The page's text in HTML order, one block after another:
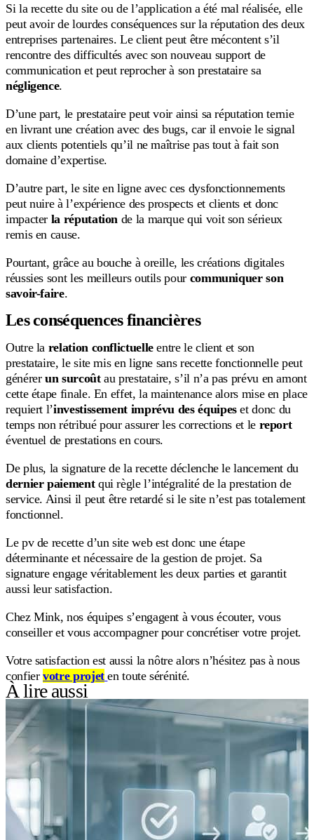
Si la recette du site ou de l’application a été mal réalisée, elle
peut avoir de lourdes conséquences sur la réputation des deux
entreprises partenaires. Le client peut être mécontent s’il
rencontre des difficultés avec son nouveau support de
communication et peut reprocher à son prestataire sa
négligence.
D’une part, le prestataire peut voir ainsi sa réputation ternie
en livrant une création avec des bugs, car il envoie le signal
aux clients potentiels qu’il ne maîtrise pas tout à fait son
domaine d’expertise.
D’autre part, le site en ligne avec ces dysfonctionnements
peut nuire à l’expérience des prospects et clients et donc
impacter la réputation de la marque qui voit son sérieux
remis en cause.
Pourtant, grâce au bouche à oreille, les créations digitales
réussies sont les meilleurs outils pourcommuniquer son
savoir-faire.
Les conséquences financières
Outre la relation conflictuelleentre le client et son
prestataire, le site mis en ligne sans recette fonctionnelle peut
générerun surcoûtau prestataire, s’il n’a pas prévu en amont
cette étape finale. En effet, la maintenance alors mise en place
requiert l’investissement imprévu des équipeset donc du
temps non rétribué pour assurer les corrections et le report
éventuel de prestations en cours.
De plus, la signature de la recette déclenche le lancement du
dernier paiementqui règle l’intégralité de la prestation de
service. Ainsi il peut être retardé si le site n’est pas totalement
fonctionnel.
Le pv de recette d’un site web est donc une étape
déterminante et nécessaire de la gestion de projet. Sa
signature engage véritablement les deux parties et garantit
aussi leur satisfaction.
Chez Mink, nos équipes s’engagent à vous écouter, vous
conseiller et vous accompagner pour concrétiser votre projet.
Votre satisfaction est aussi la nôtre alors n’hésitez pas à nous
confiervotre projet en toute sérénité.
À lire aussi